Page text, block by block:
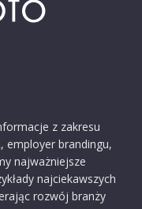
z zakresu
employer brandingu,
najważniejsze
najciekawszych
rozwój branży